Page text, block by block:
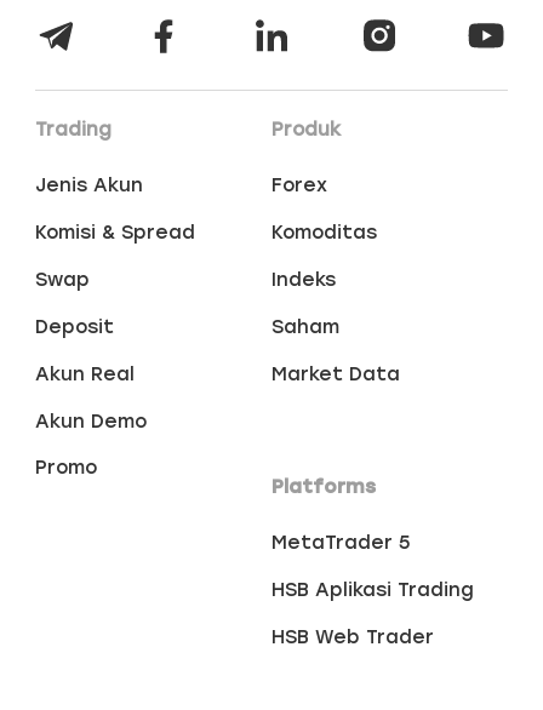
Trading
Jenis Akun
Komisi & Spread
Swap
Deposit
Akun Real
Akun Demo
Promo
Produk
Forex
Komoditas
Indeks
Saham
Market Data
Platforms
MetaTrader 5
HSB Aplikasi Trading
HSB Web Trader